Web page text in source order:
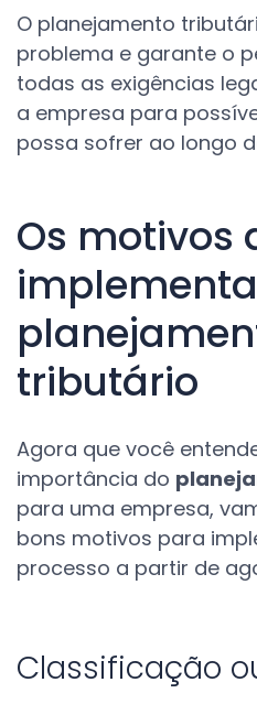
O planejamento
problema e garante o
todas as exigências
a empresa para
possa sofrer ao longo
Os motivos
tributário
Agora que você
importância do
para uma empresa,
bons motivos para
processo a partir de
Classificação